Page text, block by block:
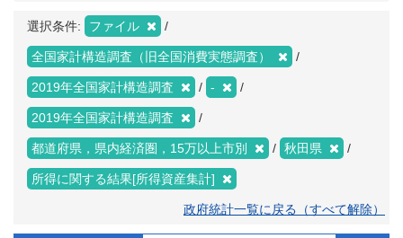
選択条件: ファイル
全国家計構造調査（旧全国消費実態調査）
2019年全国家計構造調査 -
2019年全国家計構造調査
都道府県，県内経済圏，15万以上市別 秋田県
所得に関する結果[所得資産集計]
政府統計一覧に戻る（すべて解除）